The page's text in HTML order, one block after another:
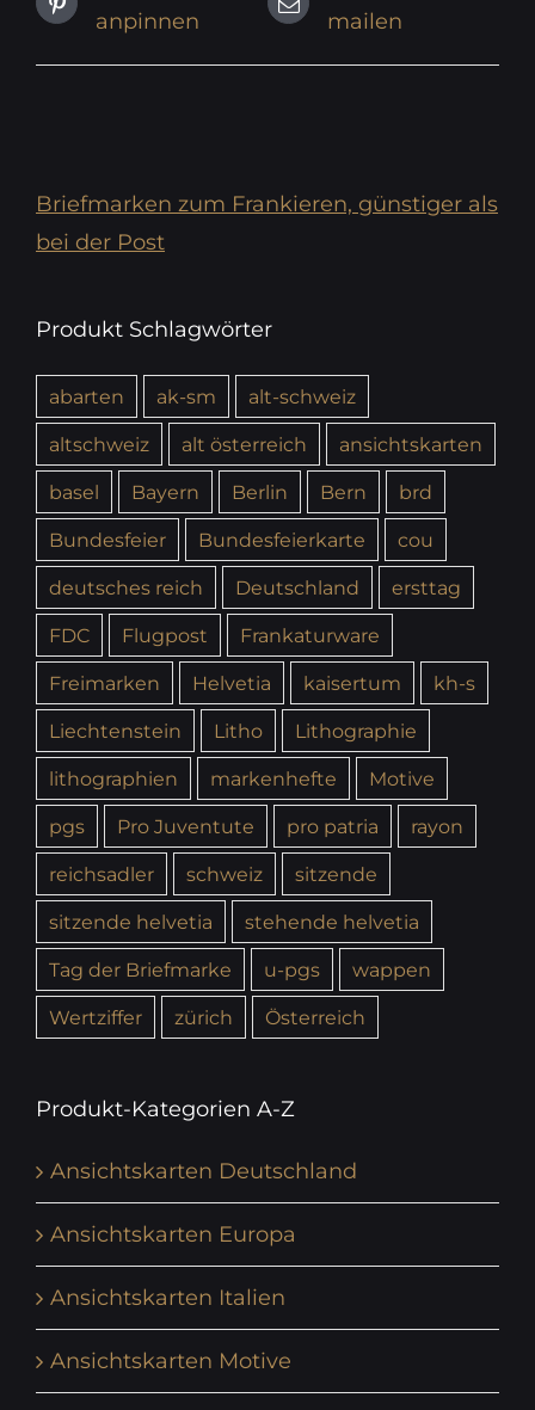
anpinnen
mailen
Briefmarken zum Frankieren, günstiger als
bei der Post
Produkt Schlagwörter
abarten ak-sm
alt-schweiz
altschweiz
alt österreich
ansichtskarten
basel
Bayern Berlin Bern
brd
Bundesfeier
Bundesfeierkarte
cou
deutsches reich
Deutschland
ersttag
FDC
Flugpost
Frankaturware
Freimarken
Helvetia kaisertum
kh-s
Liechtenstein
Litho
Lithographie
lithographien
markenhefte
Motive
pgs
Pro Juventute pro patria
rayon
reichsadler
schweiz
sitzende
sitzende helvetia
stehende helvetia
Tag der Briefmarke
u-pgs
wappen
Wertziffer
zürich Österreich
Produkt-Kategorien A-Z
Ansichtskarten Deutschland
Ansichtskarten Europa
Ansichtskarten Italien
Ansichtskarten Motive